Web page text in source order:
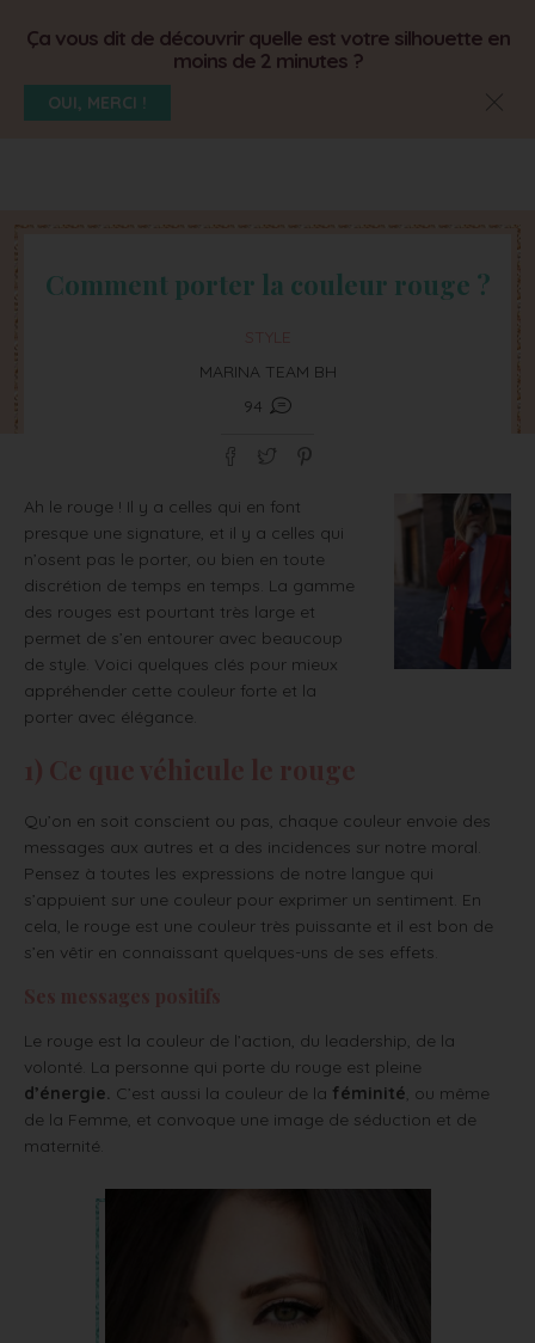
Ça vous dit de découvrir quelle est votre silhouette en
moins de 2 minutes ?
OUI, MERCI !
Comment porter la couleur rouge ?
MARINA TEAM BH
94
Ah le rouge ! Il y a celles qui en font
presque une signature, et il y a celles qui
n’osent pas le porter, ou bien en toute
discrétion de temps en temps. La gamme
des rouges est pourtant très large et
permet de s’en entourer avec beaucoup
de style. Voici quelques clés pour mieux
appréhender cette couleur forte et la
porter avec élégance.
Qu’on en soit conscient ou pas, chaque couleur envoie des
messages aux autres et a des incidences sur notre moral.
Pensez à toutes les expressions de notre langue qui
s’appuient sur une couleur pour exprimer un sentiment. En
cela, le rouge est une couleur très puissante et il est bon de
s’en vêtir en connaissant quelques-uns de ses effets.
Le rouge est la couleur de l’action, du leadership, de la
volonté. La personne qui porte du rouge est pleine
d’énergie. C’est aussi la couleur de la féminité , ou même
de la Femme, et convoque une image de séduction et de
maternité.